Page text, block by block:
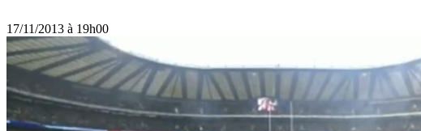
17/11/2013 à 19h00